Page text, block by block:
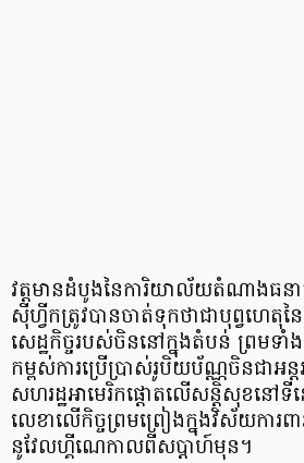
វត្តមានដំបូងនៃការិយាល័យតំណាងធនា
ស៊ីហ្វីកត្រូវបានចាត់ទុកថាជាបុព្វហេតុន
សេដ្ឋកិច្ចរបស់ចិននៅក្នុងតំបន់ ព្រមទាំ
កម្ពស់ការប្រើប្រាស់រូបិយប័ណ្ណចិនជាអ
សហរដ្ឋអាមេរិកផ្តោតលើសន្តិសុខនៅ
លេខាលើកិច្ចព្រមព្រៀងក្នុងវិស័យការ
នូវែលហ្គីណេកាលពីសប្ដាហ៍មុន។